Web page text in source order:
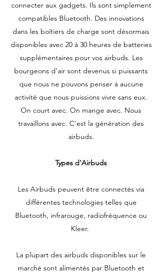
connecter aux gadgets. Ils sont simplement
compatibles Bluetooth. Des innovations
dans les boîtiers de charge sont désormais
disponibles avec 20 à 30 heures de batteries
supplémentaires pour vos airbuds. Les
bourgeons d'air sont devenus si puissants
que nous ne pouvons penser à aucune
activité que nous puissions vivre sans eux.
On court avec. On mange avec. Nous
travaillons avec. C'est la génération des
airbuds.
Types d'Airbuds
Les Airbuds peuvent être connectés via
différentes technologies telles que
Bluetooth, infrarouge, radiofréquence ou
Kleer.
La plupart des airbuds disponibles sur le
marché sont alimentés par Bluetooth et